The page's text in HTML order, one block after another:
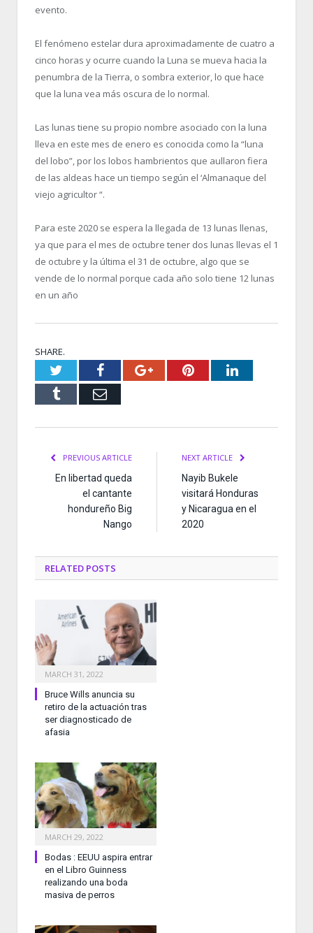
evento.
El fenómeno estelar dura aproximadamente de cuatro a
cinco horas y ocurre cuando la Luna se mueva hacia la
penumbra de la Tierra, o sombra exterior, lo que hace
que la luna vea más oscura de lo normal.
Las lunas tiene su propio nombre asociado con la luna
lleva en este mes de enero es conocida como la “luna
del lobo”, por los lobos hambrientos que aullaron fiera
de las aldeas hace un tiempo según el ‘Almanaque del
viejo agricultor “.
Para este 2020 se espera la llegada de 13 lunas llenas,
ya que para el mes de octubre tener dos lunas llevas el 1
de octubre y la última el 31 de octubre, algo que se
vende de lo normal porque cada año solo tiene 12 lunas
en un año
SHARE.
TwitterFacebookGoogle+PinterestLinkedIn
Tumblr Email
PREVIOUS ARTICLE
En libertad queda
el cantante
hondureño Big
Nango
NEXT ARTICLE
Nayib Bukele
visitará Honduras
y Nicaragua en el
2020
RELATED POSTS
MARCH 31, 2022
Bruce Wills anuncia su
retiro de la actuación tras
ser diagnosticado de
afasia
MARCH 29, 2022
Bodas : EEUU aspira entrar
en el Libro Guinness
realizando una boda
masiva de perros